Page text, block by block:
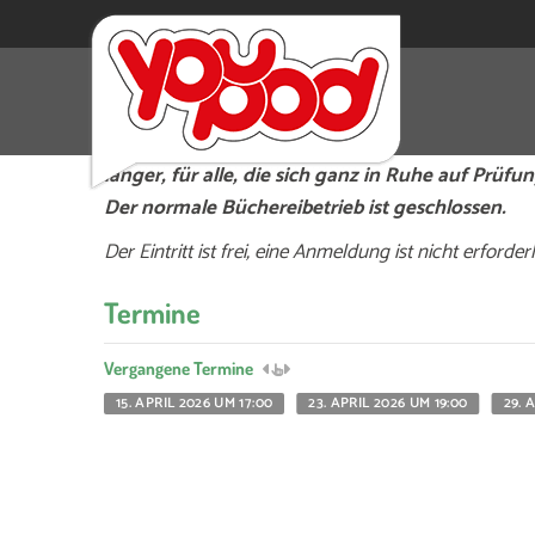
Lernzeit nach Öffnungszeit: Viel zu lernen für
Öffnung zu laut oder die Öffnungszeiten
länger, für alle, die sich ganz in Ruhe auf
Der normale Büchereibetrieb ist geschlossen.
Der Eintritt ist frei, eine Anmeldung ist nicht
Termine
Vergangene Termine
15. APRIL 2026 UM 17:00
23. APRIL 2026 UM 19:00 29.